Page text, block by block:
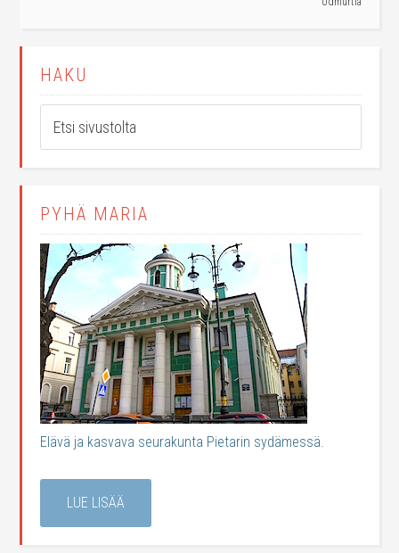
HAKU
PYHÄ MARIA
Elävä ja kasvava seurakunta Pietarin sydämessä.
LUE LISÄÄ